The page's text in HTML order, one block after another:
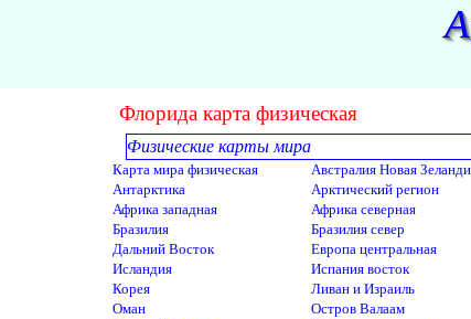
Флорида карта физическая
Физические карты мира
Пропустить меню
Карта мира физическая Австралия Новая
Антарктика
Арктический регион
Африка западная
Африка северная
Бразилия
Бразилия север
Дальний Восток
Европа центральная
Исландия
Испания восток
Корея
Ливан и Израиль
Оман
Остров Валаам